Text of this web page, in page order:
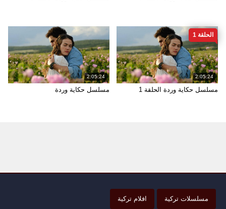
2:05:24
الحلقة 1
مسلسل حكاية وردة الحلقة 1
2:05:24
مسلسل حكاية وردة
مسلسلات تركية افلام تركية